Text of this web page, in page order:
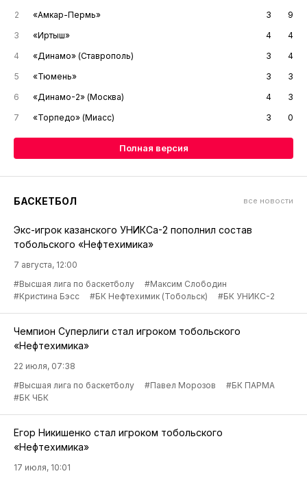
2
«Амкар-Пермь» 3
9
3
«Иртыш» 4
4
4
«Динамо» (Ставрополь) 3
4
5
«Тюмень» 3
3
6
«Динамо-2» (Москва) 4
3
7
«Торпедо» (Миасс) 3 0
Полная версия
БАСКЕТБОЛ все новости
Экс-игрок казанского УНИКСа-2 пополнил состав
тобольского «Нефтехимика»
7 августа, 12:00
#Высшая лига по баскетболу
#Максим Слободин
#Кристина Бэсс
#БК Нефтехимик (Тобольск) #БК УНИКС-2
Чемпион Суперлиги стал игроком тобольского
«Нефтехимика»
22 июля, 07:38
#Высшая лига по баскетболу
#Павел Морозов
#БК ПАРМА
#БК ЧБК
Егор Никишенко стал игроком тобольского
«Нефтехимика»
17 июля, 10:01